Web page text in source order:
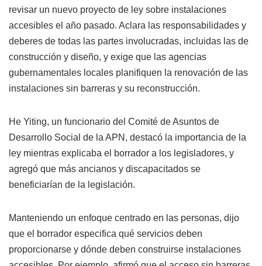
revisar un nuevo proyecto de ley sobre instalaciones
accesibles el año pasado. Aclara las responsabilidades y
deberes de todas las partes involucradas, incluidas las de
construcción y diseño, y exige que las agencias
gubernamentales locales planifiquen la renovación de las
instalaciones sin barreras y su reconstrucción.
He Yiting, un funcionario del Comité de Asuntos de
Desarrollo Social de la APN, destacó la importancia de la
ley mientras explicaba el borrador a los legisladores, y
agregó que más ancianos y discapacitados se
beneficiarían de la legislación.
Manteniendo un enfoque centrado en las personas, dijo
que el borrador especifica qué servicios deben
proporcionarse y dónde deben construirse instalaciones